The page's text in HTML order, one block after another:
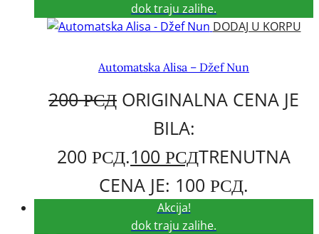
dok traju zalihe.
DODAJ U KORPU
Automatska Alisa – Džef Nun
200РСД ORIGINALNA CENA JE
BILA:
200 РСД.100 РСДTRENUTNA
CENA JE: 100 РСД.
Akcija!
dok traju zalihe.